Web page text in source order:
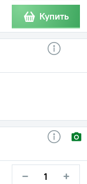
Купить
− +